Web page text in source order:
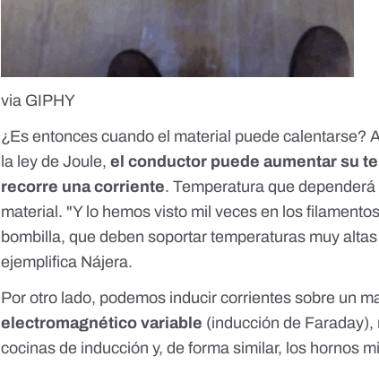
via GIPHY
¿Es entonces cuando el material puede calentarse?
la ley de Joule,el conductor puede aumentar su
recorre una corriente. Temperatura que
material. "Y lo hemos visto mil veces en los
bombilla, que deben soportar temperaturas muy
ejemplifica Nájera.
Por otro lado, podemos inducir corrientes sobre un
electromagnético variable (inducción de Faraday),
cocinas de inducción y, de forma similar, los hornos